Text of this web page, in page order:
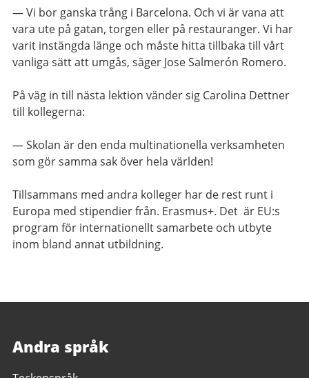
— Vi bor ganska trång i Barcelona. Och vi är vana att
vara ute på gatan, torgen eller på restauranger. Vi har
varit instängda länge och måste hitta tillbaka till vårt
vanliga sätt att umgås, säger Jose Salmerón Romero.
På väg in till nästa lektion vänder sig Carolina Dettner
till kollegerna:
— Skolan är den enda multinationella verksamheten
som gör samma sak över hela världen!
Tillsammans med andra kolleger har de rest runt i
Europa med stipendier från. Erasmus+. Det är EU:s
program för internationellt samarbete och utbyte
inom bland annat utbildning.
Andra språk